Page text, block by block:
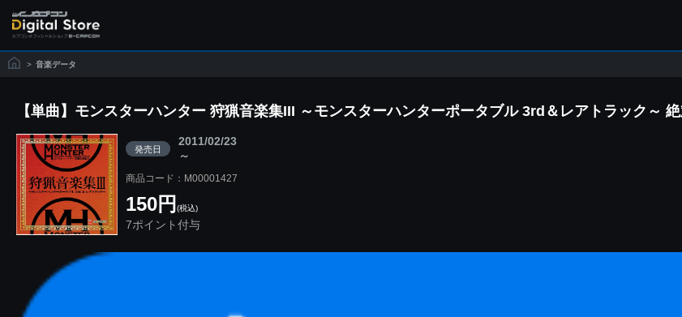
> 音楽データ
【単曲】モンスターハンター 狩猟音楽集III ～モンスターハンターポータブル 3rd＆レアトラック～
発売日
2011/02/23
～
商品コード：M00001427
150円 (税込)
7ポイント付与